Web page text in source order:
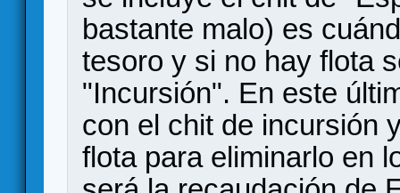
bastante malo) es
tesoro y si no hay flota
"Incursión". En este
con el chit de incursión
flota para eliminarlo en